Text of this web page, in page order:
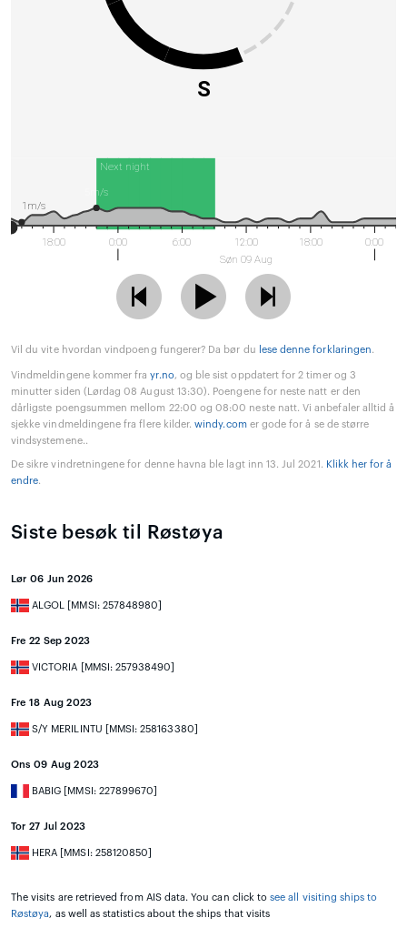
S
Next night
18:00 0:00 6:00
12:00
Søn 09 Aug
18:00 0:00
5m/s
1m/s
Vil du vite hvordan vindpoeng fungerer? Da bør du lese denne forklaringen.
Vindmeldingene kommer frayr.no, og ble sist oppdatert for 2 timer og 3
minutter siden (Lørdag 08 August 13:30). Poengene for neste natt er den
dårligste poengsummen mellom 22:00 og 08:00 neste natt. Vi anbefaler alltid å
sjekke vindmeldingene fra flere kilder.windy.comer gode for å se de større
vindsystemene..
De sikre vindretningene for denne havna ble lagt inn 13. Jul 2021. Klikk her for å
endre.
Siste besøk til Røstøya
Lør 06 Jun 2026
ALGOL [MMSI: 257848980]
Fre 22 Sep 2023
VICTORIA [MMSI: 257938490]
Fre 18 Aug 2023
S/Y MERILINTU [MMSI: 258163380]
Ons 09 Aug 2023
BABIG [MMSI: 227899670]
Tor 27 Jul 2023
HERA [MMSI: 258120850]
The visits are retrieved from AIS data. You can click tosee all visiting ships to
Røstøya, as well as statistics about the ships that visits